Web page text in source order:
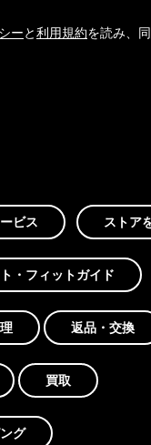
ーと利用規約を読み、
ビス ストア
・フィットガイド
返品・交換
買取
グ